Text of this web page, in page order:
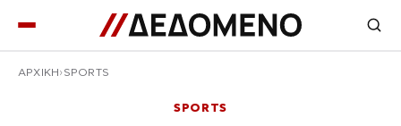
ΑΡΧΙΚΉ SPORTS
SPORTS